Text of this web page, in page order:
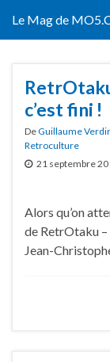
Le Mag de
c’est fini !
DeGuillaume
Retroculture
21 septembre
Alors qu’on
de RetrOtaku
Jean-